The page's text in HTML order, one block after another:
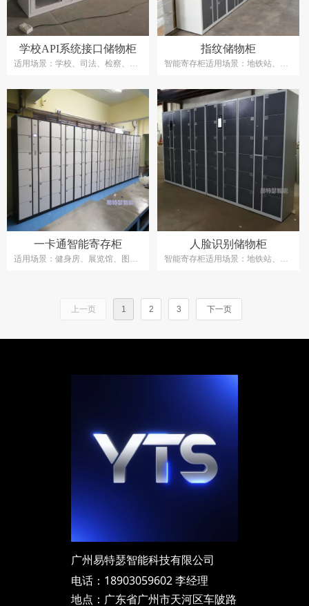
学校API系统接口储物柜
适用场景：学校、司法、检察、法
指纹储物柜
智能寄存柜适用场景：地铁站、超
车站、机场等
一卡通智能寄存柜
适用场景：健身房、展览馆、图书
人脸识别储物柜
智能寄存柜适用场景：地铁站、超
上一页 1 2 3 下一页
广州易特瑟智能科技有限公司
电话：18903059602 李经理
地点：广东省广州市天河区车陂路